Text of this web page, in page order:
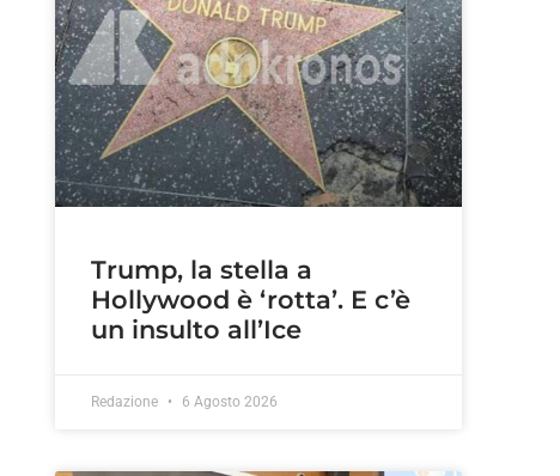
Trump, la stella a
Hollywood è ‘rotta’. E c’è
un insulto all’Ice
Redazione 6 Agosto 2026